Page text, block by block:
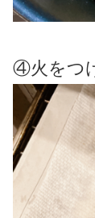
④火をつ